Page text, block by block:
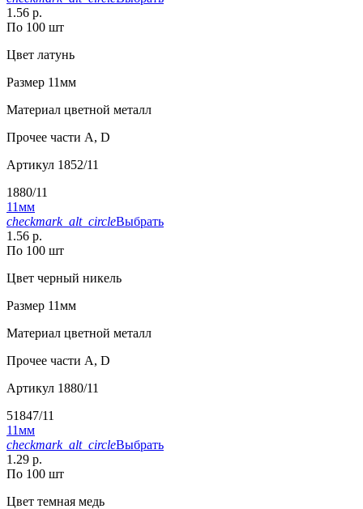
1.56 р.
По 100 шт
Цвет латунь
Размер 11мм
Материал цветной металл
Прочее части А, D
Артикул 1852/11
1880/11
11мм
checkmark_alt_circleВыбрать
1.56 р.
По 100 шт
Цвет черный никель
Размер 11мм
Материал цветной металл
Прочее части А, D
Артикул 1880/11
51847/11
11мм
checkmark_alt_circleВыбрать
1.29 р.
По 100 шт
Цвет темная медь